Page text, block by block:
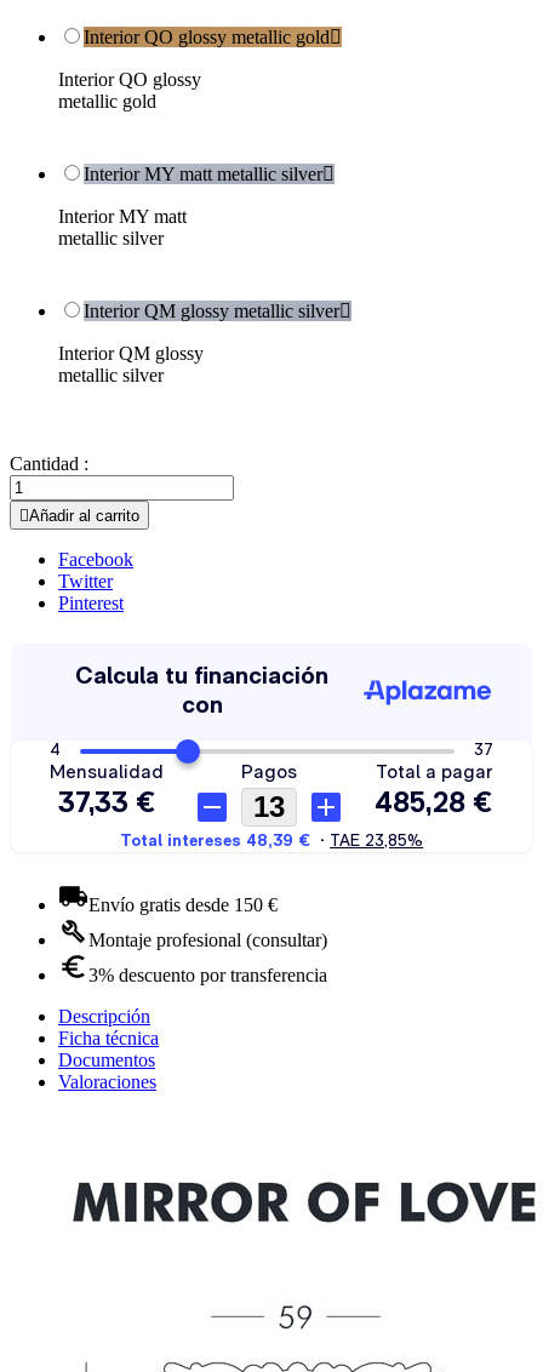
Interior QO glossy metallic gold
Interior QO glossy
metallic gold
Interior MY matt metallic silver
Interior MY matt
metallic silver
Interior QM glossy metallic silver
Interior QM glossy
metallic silver
Cantidad :
Añadir al carrito
Facebook
Twitter
Pinterest
Envío gratis desde 150 €
Montaje profesional (consultar)
3% descuento por transferencia
Descripción
Ficha técnica
Documentos
Valoraciones